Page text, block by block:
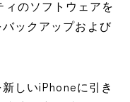
のソフトウェアを
ックアップおよび
しいiPhoneに引き